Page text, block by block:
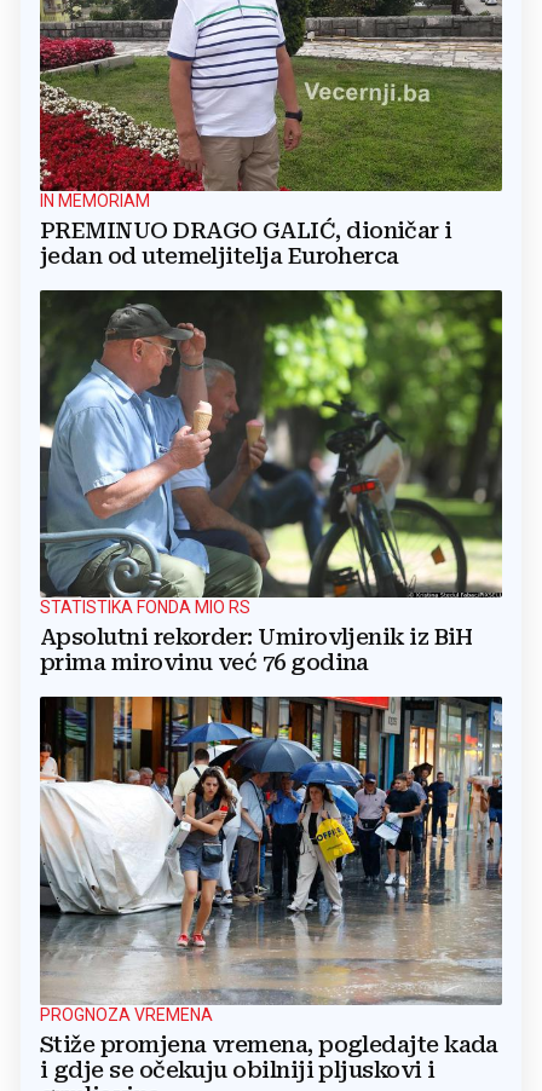
IN MEMORIAM
PREMINUO DRAGO GALIĆ, dioničar i
jedan od utemeljitelja Euroherca
STATISTIKA FONDA MIO RS
Apsolutni rekorder: Umirovljenik iz BiH
prima mirovinu već 76 godina
PROGNOZA VREMENA
Stiže promjena vremena, pogledajte kada
i gdje se očekuju obilniji pljuskovi i